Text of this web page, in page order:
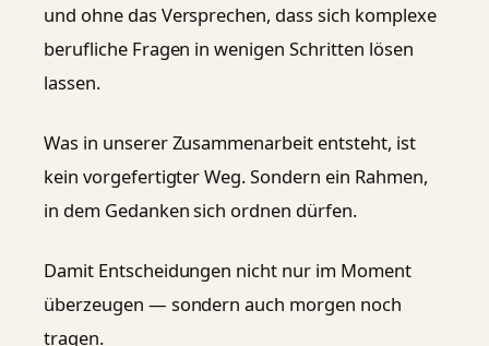
und ohne das Versprechen, dass sich komplexe
berufliche Fragen in wenigen Schritten lösen
lassen.
Was in unserer Zusammenarbeit entsteht, ist
kein vorgefertigter Weg. Sondern ein Rahmen,
in dem Gedanken sich ordnen dürfen.
Damit Entscheidungen nicht nur im Moment
überzeugen — sondern auch morgen noch
tragen.